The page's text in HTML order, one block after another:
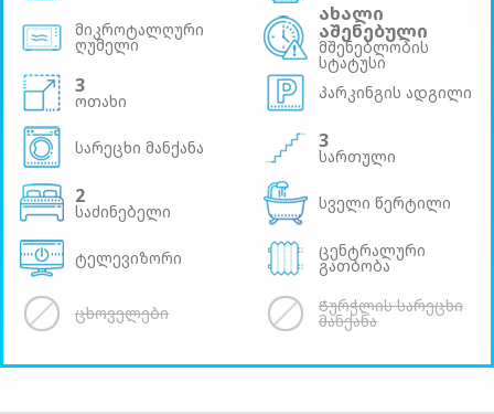
მიკროტალღური
ღუმელი
ახალი
აშენებული
მშენებლობის
სტატუსი
3
ოთახი პარკინგის ადგილი
სარეცხი მანქანა 3
სართული
2
საძინებელი სველი წერტილი
ტელევიზორი ცენტრალური
გათბობა
ცხოველები Ჭურჭლის სარეცხი
მანქანა